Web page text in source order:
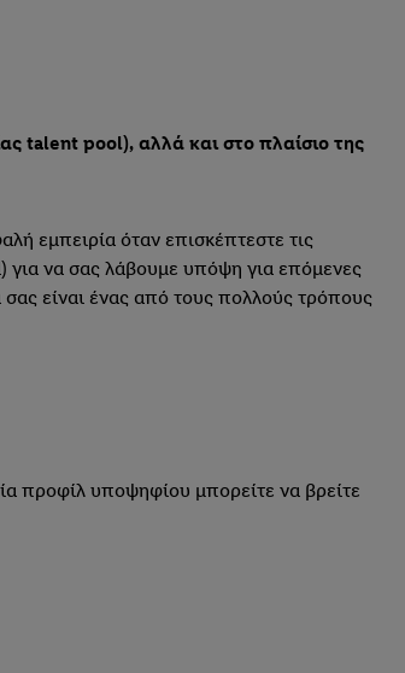
talent pool), αλλά και στο πλαίσιο της
εμπειρία όταν επισκέπτεστε τις
για να σας λάβουμε υπόψη για επόμενες
είναι ένας από τους πολλούς τρόπους
προφίλ υποψηφίου μπορείτε να βρείτε